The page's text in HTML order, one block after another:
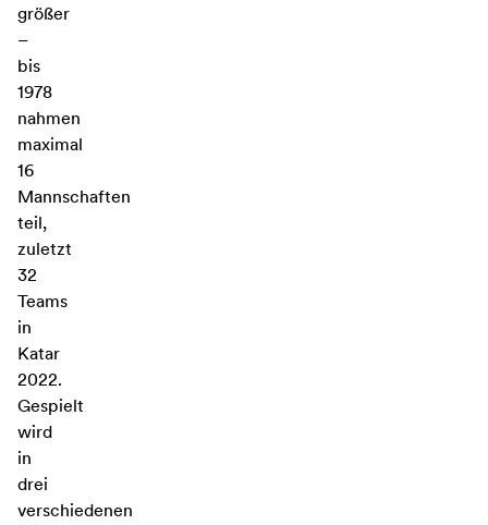
größer
–
bis
1978
nahmen
maximal
16
Mannschaften
teil,
zuletzt
32
Teams
in
Katar
2022.
Gespielt
wird
in
drei
verschiedenen